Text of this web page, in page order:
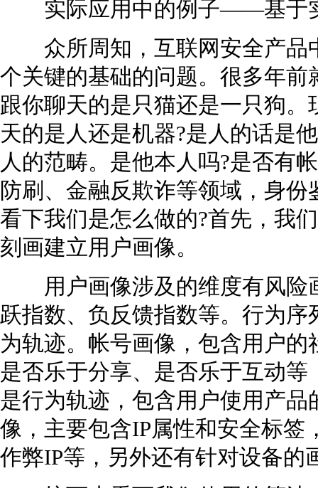
实际应用中的例子——基于
众所周知，互联网安全产品
个关键的基础的问题。很多年
跟你聊天的是只猫还是一只狗
天的是人还是机器?是人的话是
人的范畴。是他本人吗?是否有
防刷、金融反欺诈等领域，身
看下我们是怎么做的?首先，我
刻画建立用户画像。
用户画像涉及的维度有风险
跃指数、负反馈指数等。行为
为轨迹。帐号画像，包含用户
是否乐于分享、是否乐于互动
是行为轨迹，包含用户使用产
像，主要包含IP属性和安全标签
作弊IP等，另外还有针对设备的